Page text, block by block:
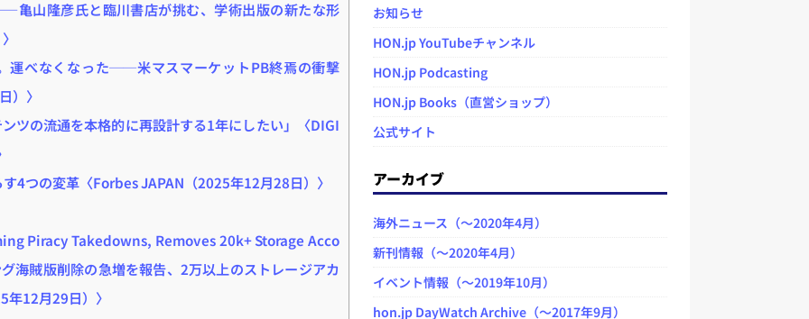
亀山隆彦氏と臨川書店が挑む、学術出版の新たな形
運べなくなった──米マスマーケットPB終焉の衝撃
）〉
ツの流通を本格的に再設計する1年にしたい」〈DIGI
4つの変革〈Forbes JAPAN（2025年12月28日）〉
Piracy Takedowns, Removes 20k+ Storage Acco
海賊版削除の急増を報告、2万以上のストレージアカ
12月29日）〉
お知らせ
HON.jp YouTubeチャンネル
HON.jp Podcasting
HON.jp Books（直営ショップ）
公式サイト
アーカイブ
海外ニュース（～2020年4月）
新刊情報（～2020年4月）
イベント情報（～2019年10月）
hon.jp DayWatch Archive（～2017年9月）